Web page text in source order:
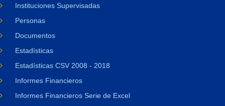
Instituciones Supervisadas
Personas
Documentos
Estadísticas
Estadísticas CSV 2008 - 2018
Informes Financieros
Informes Financieros Serie de Excel